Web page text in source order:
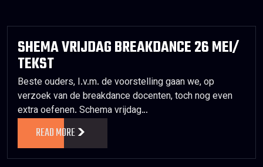
SHEMA VRIJDAG BREAKDANCE 26 MEI/
TEKST
Beste ouders, I.v.m. de voorstelling gaan we, op
verzoek van de breakdance docenten, toch nog even
extra oefenen. Schema vrijdag…
READ MORE